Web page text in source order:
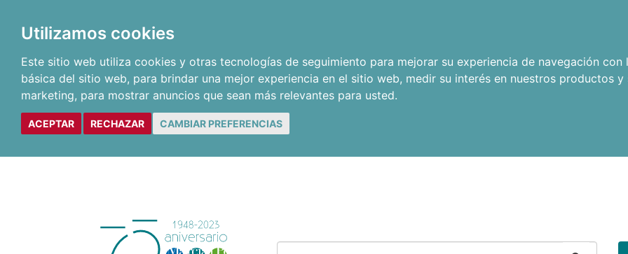
Utilizamos cookies
Este sitio web utiliza cookies y otras tecnologías de seguimiento para mejorar su experiencia de navegación con
básica del sitio web, para brindar una mejor experiencia en el sitio web, medir su interés en nuestros productos
marketing, para mostrar anuncios que sean más relevantes para usted.
ACEPTAR RECHAZAR CAMBIAR PREFERENCIAS